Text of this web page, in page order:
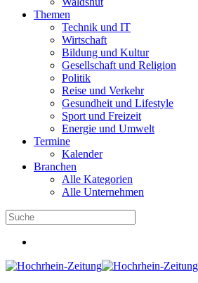
Themen
Technik und IT
Wirtschaft
Bildung und Kultur
Gesellschaft und Religion
Politik
Reise und Verkehr
Gesundheit und Lifestyle
Sport und Freizeit
Energie und Umwelt
Termine
Kalender
Branchen
Alle Kategorien
Alle Unternehmen